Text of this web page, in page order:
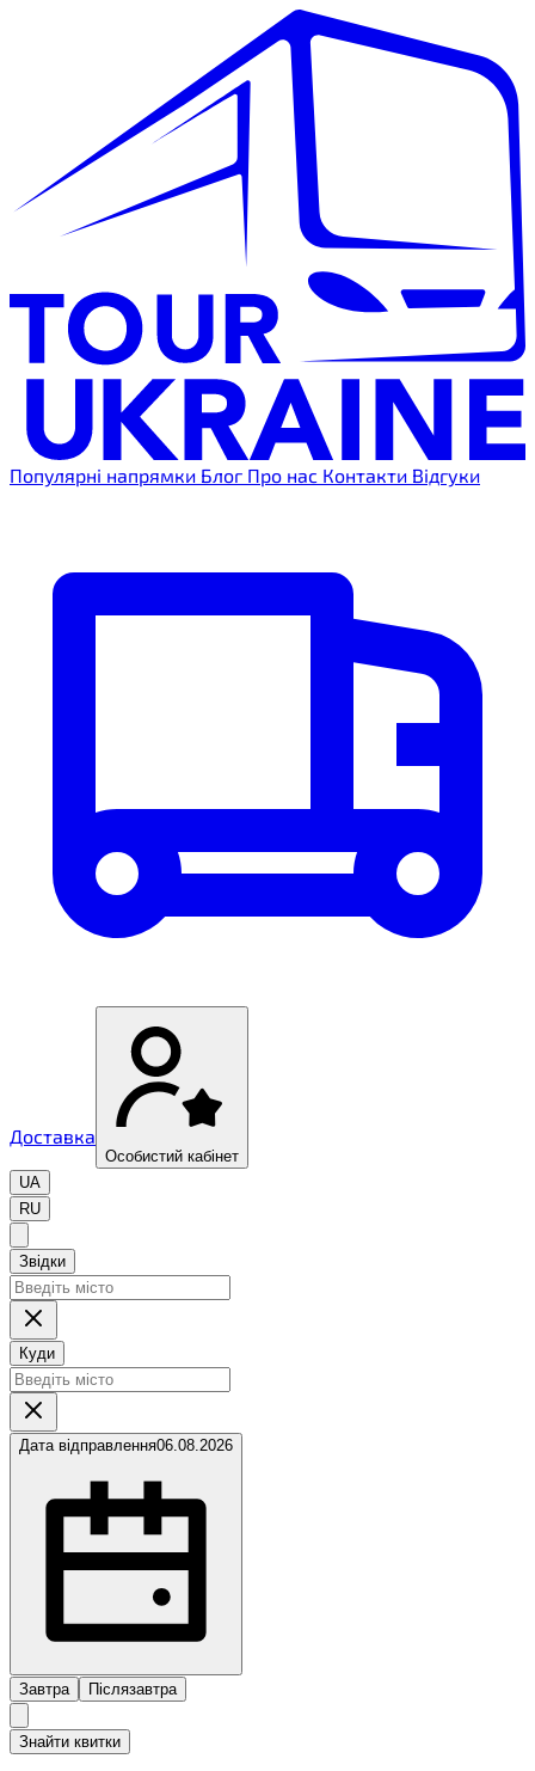
Популярні напрямки Блог Про нас Контакти Відгуки
Доставка
Особистий кабінет
UA
RU
Звідки
Куди
Дата відправлення06.08.2026
Завтра Післязавтра
Знайти квитки